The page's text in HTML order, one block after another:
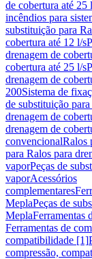
de cobertura até 25
incêndios para
substituição para
cobertura até 12 l/s
drenagem de
cobertura até 25 l/s
drenagem de
200Sistema de
de substituição
drenagem de
drenagem de
convencionalRalos
para Ralos para
vaporPeças de
vaporAcessórios
complementares
MeplaPeças de
MeplaFerramentas
Ferramentas de
compatibilidade [1]
compressão,